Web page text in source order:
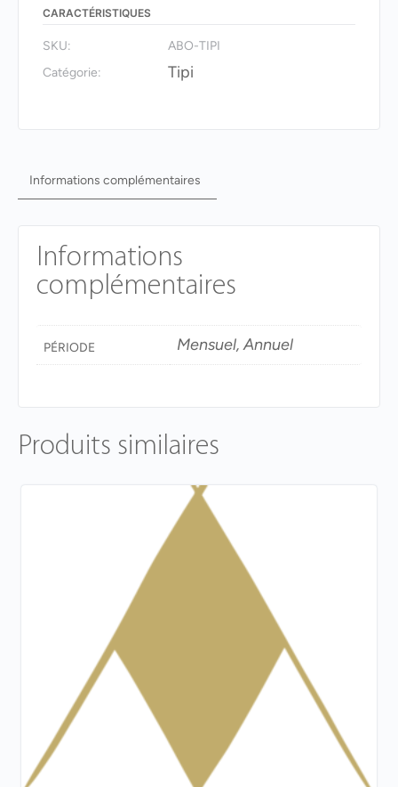
CARACTÉRISTIQUES
SKU:
ABO-TIPI
Catégorie:
Tipi
Informations complémentaires
Informations
complémentaires
PÉRIODE Mensuel, Annuel
Produits similaires